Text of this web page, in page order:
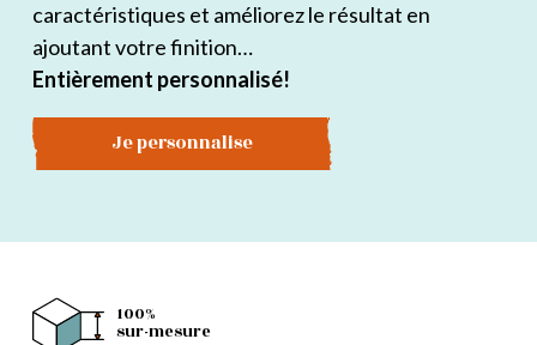
caractéristiques et améliorez le résultat en
ajoutant votre finition…
Entièrement personnalisé!
Je personnalise
100%
sur-mesure